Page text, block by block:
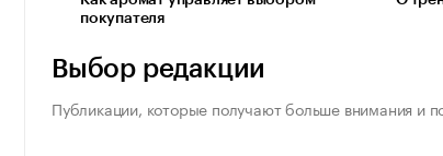
покупателя
Выбор редакции
Публикации, которые получают больше внимания и